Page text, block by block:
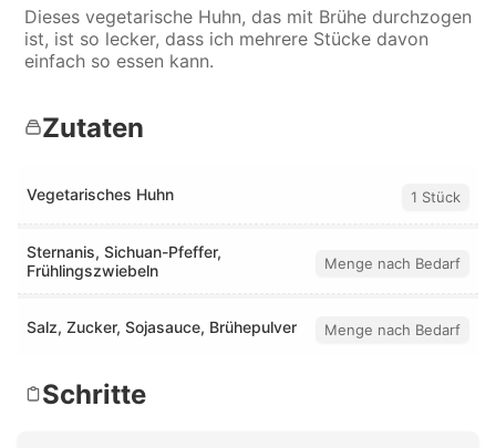
Dieses vegetarische Huhn, das mit Brühe durchzogen
ist, ist so lecker, dass ich mehrere Stücke davon
einfach so essen kann.
Zutaten
Vegetarisches Huhn 1 Stück
Sternanis, Sichuan-Pfeffer,
Frühlingszwiebeln
Menge nach Bedarf
Salz, Zucker, Sojasauce, Brühepulver Menge nach Bedarf
Schritte